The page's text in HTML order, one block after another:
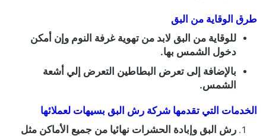
طرق الوقاية من البق
للوقاية من البق لابد من تهوية غرفة النوم وإن أمكن
دخول الشمس بها.
بالإضافة إلى تعرض البطاطين التعرض إلي أشعة
الشمس.
الخدمات التي تقدمها شركة رش البق بسيهات لعملائها
رش البق وإبادة الحشرات نهائيا من جميع الأماكن مثل